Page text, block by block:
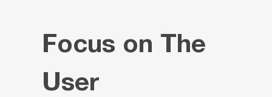
Focus on The
User